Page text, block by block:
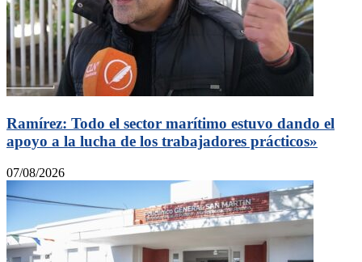
Ramírez: Todo el sector marítimo estuvo dando el
apoyo a la lucha de los trabajadores prácticos»
07/08/2026